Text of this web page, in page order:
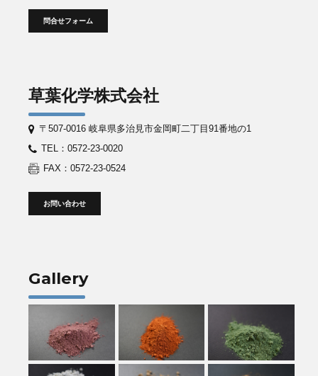
問合せフォーム
草葉化学株式会社
〒507-0016 岐阜県多治見市金岡町二丁目91番地の1
TEL：0572-23-0020
FAX：0572-23-0524
お問い合わせ
Gallery